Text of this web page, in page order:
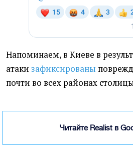
Напоминаем, в Киеве в
атаки зафиксированы
почти во всех районах
Читайте Realist в